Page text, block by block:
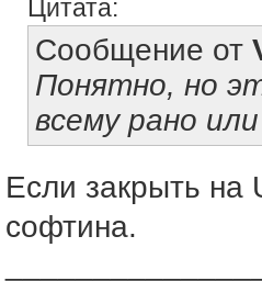
Цитата:
Сообщение от
Понятно, но
всему рано
Если закрыть на
софтина.